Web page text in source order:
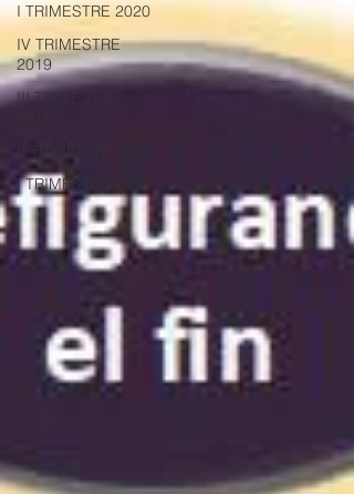
I TRIMESTRE 2020
IV TRIMESTRE
2019
III TRIMESTRE
II TRIMESTRE 2019
I TRIMESTRE 2019